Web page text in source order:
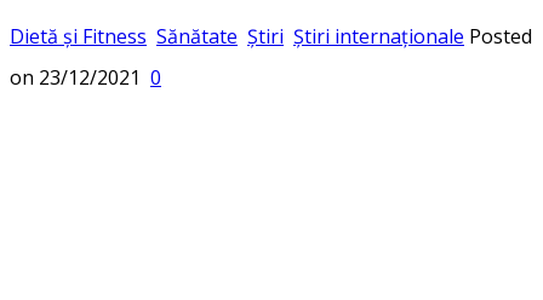
Dietă și Fitness Sănătate Știri Știri internaționale Posted
on 23/12/2021 0